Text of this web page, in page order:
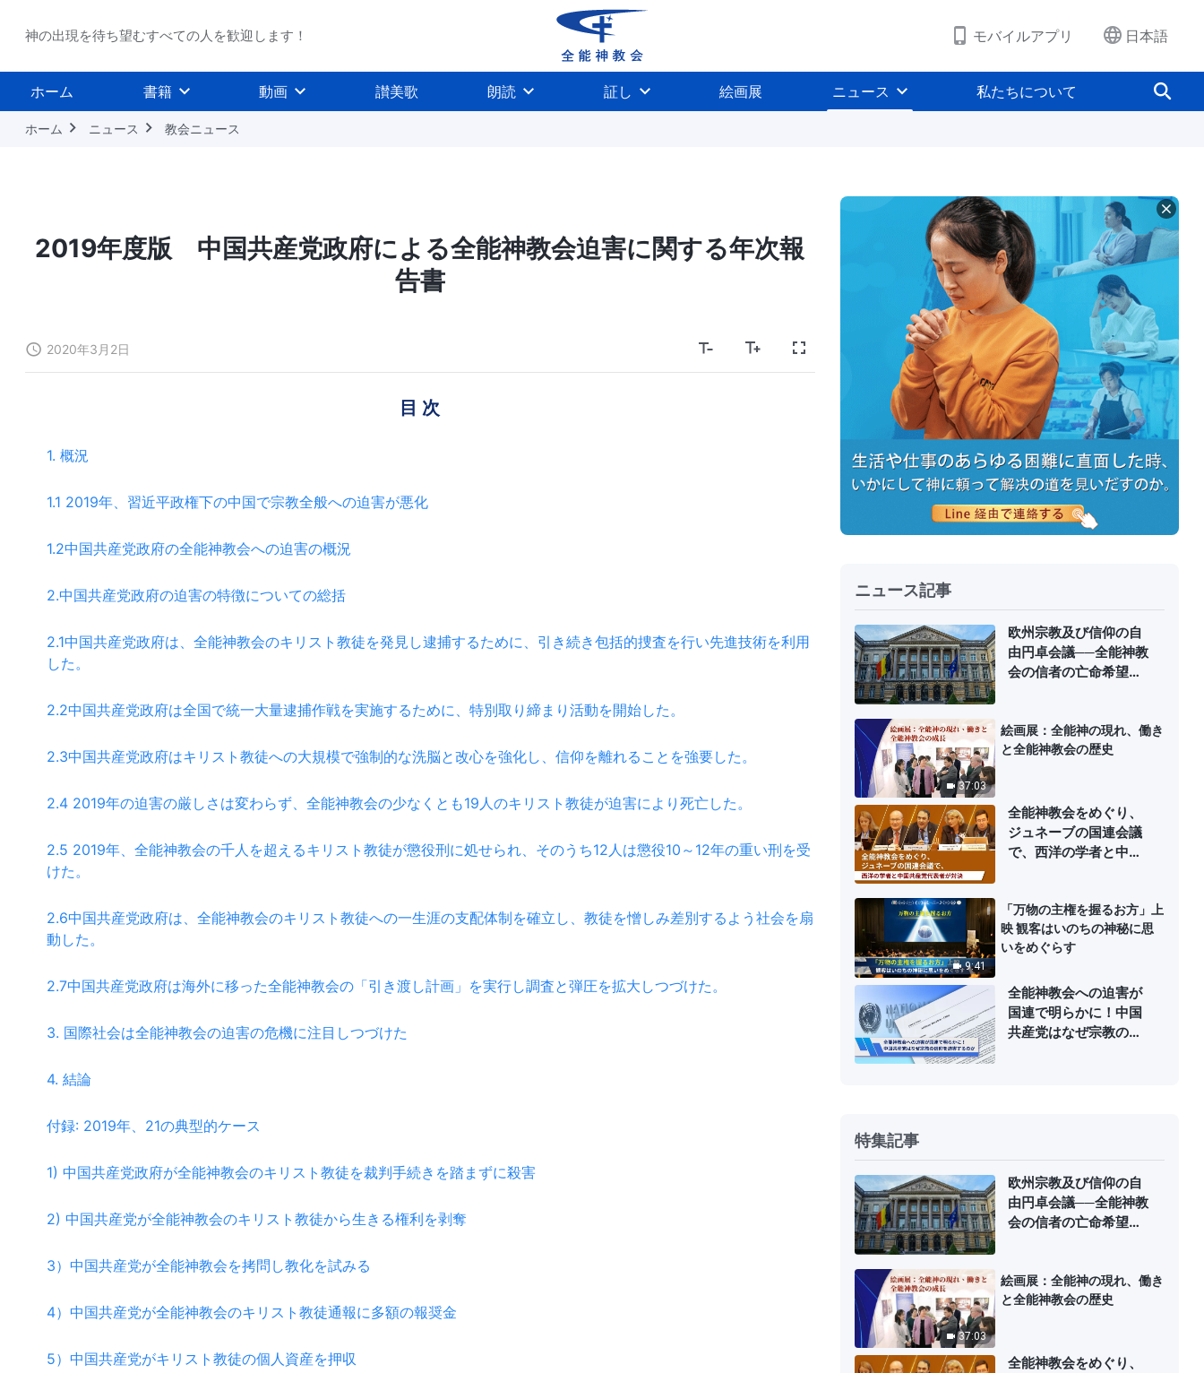
神の出現を待ち望むすべての人を歓迎します！ モバイルアプリ 日本語
ホーム 書籍 動画 讃美歌 朗読 証し 絵画展 ニュース 私たちについて
ホーム ニュース 教会ニュース
2019年度版 中国共産党政府による全能神教会迫害に関する年次報
告書
2020年3月2日
目 次
1. 概況
1.1 2019年、習近平政権下の中国で宗教全般への迫害が悪化
1.2中国共産党政府の全能神教会への迫害の概況
2.中国共産党政府の迫害の特徴についての総括
2.1中国共産党政府は、全能神教会のキリスト教徒を発見し逮捕するために、引き続き包括的捜査を行い先進技術を利用
した。
2.2中国共産党政府は全国で統一大量逮捕作戦を実施するために、特別取り締まり活動を開始した。
2.3中国共産党政府はキリスト教徒への大規模で強制的な洗脳と改心を強化し、信仰を離れることを強要した。
2.4 2019年の迫害の厳しさは変わらず、全能神教会の少なくとも19人のキリスト教徒が迫害により死亡した。
2.5 2019年、全能神教会の千人を超えるキリスト教徒が懲役刑に処せられ、そのうち12人は懲役10～12年の重い刑を受
けた。
2.6中国共産党政府は、全能神教会のキリスト教徒への一生涯の支配体制を確立し、教徒を憎しみ差別するよう社会を扇
動した。
2.7中国共産党政府は海外に移った全能神教会の「引き渡し計画」を実行し調査と弾圧を拡大しつづけた。
3. 国際社会は全能神教会の迫害の危機に注目しつづけた
4. 結論
付録: 2019年、21の典型的ケース
1) 中国共産党政府が全能神教会のキリスト教徒を裁判手続きを踏まずに殺害
2) 中国共産党が全能神教会のキリスト教徒から生きる権利を剥奪
3）中国共産党が全能神教会を拷問し教化を試みる
4）中国共産党が全能神教会のキリスト教徒通報に多額の報奨金
5）中国共産党がキリスト教徒の個人資産を押収
ニュース記事
欧州宗教及び信仰の自
由円卓会議──全能神教
会の信者の亡命希望者
37:03
絵画展：全能神の現れ、働き
と全能神教会の歴史
全能神教会をめぐり、
ジュネーブの国連会議
で、西洋の学者と中国
9:41
「万物の主権を握るお方」上
映 観客はいのちの神秘に思
いをめぐらす
全能神教会への迫害が
国連で明らかに！中国
共産党はなぜ宗教の信
特集記事
欧州宗教及び信仰の自
由円卓会議──全能神教
会の信者の亡命希望者
37:03
絵画展：全能神の現れ、働き
と全能神教会の歴史
全能神教会をめぐり、